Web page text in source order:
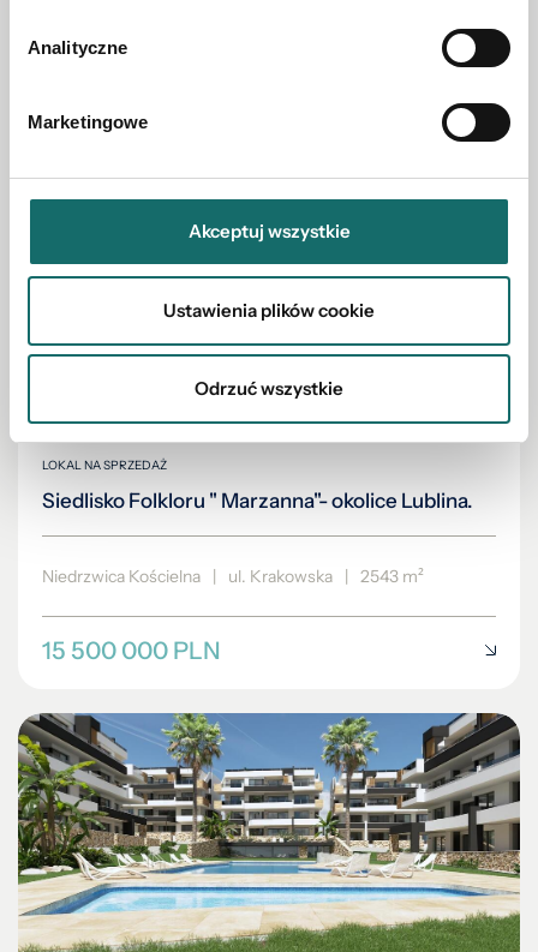
Analityczne
Marketingowe
Akceptuj wszystkie
Ustawienia plików cookie
Odrzuć wszystkie
LOKAL NA SPRZEDAŻ
Siedlisko Folkloru " Marzanna"- okolice Lublina.
Niedrzwica Kościelna | ul. Krakowska | 2543 m²
15 500 000 PLN